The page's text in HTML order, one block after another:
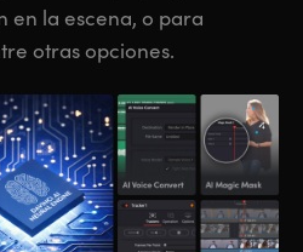
en la escena, o para
otras opciones.